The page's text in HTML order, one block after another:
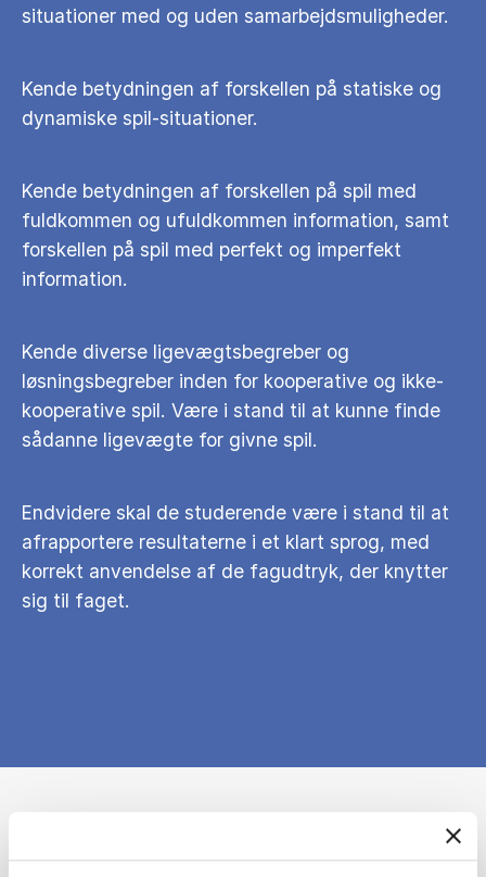
situationer med og uden samarbejdsmuligheder.
Kende betydningen af forskellen på statiske og
dynamiske spil-situationer.
Kende betydningen af forskellen på spil med
fuldkommen og ufuldkommen information, samt
forskellen på spil med perfekt og imperfekt
information.
Kende diverse ligevægtsbegreber og
løsningsbegreber inden for kooperative og ikke-
kooperative spil. Være i stand til at kunne finde
sådanne ligevægte for givne spil.
Endvidere skal de studerende være i stand til at
afrapportere resultaterne i et klart sprog, med
korrekt anvendelse af de fagudtryk, der knytter
sig til faget.